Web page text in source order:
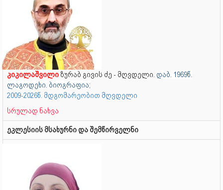
კიკილაშვილი ზურაბ გივის ძე - მღვდელი. დაბ. 1969წ.
ლაგოდეხი. ბიოგრაფია;
2009-2026წ. მდგომარეობით მღვდელი
სრულად ნახვა
ეკლესიის მსახურნი და შემწირველნი